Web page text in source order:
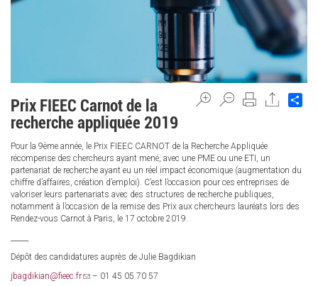
Prix FIEEC Carnot de la
recherche appliquée 2019
Pour la 9ème année, le Prix FIEEC CARNOT de la Recherche Appliquée
récompense des chercheurs ayant mené, avec une PME ou une ETI, un
partenariat de recherche ayant eu un réel impact économique (augmentation du
chiffre d’affaires, création d’emploi). C’est l’occasion pour ces entreprises de
valoriser leurs partenariats avec des structures de recherche publiques,
notamment à l’occasion de la remise des Prix aux chercheurs lauréats lors des
Rendez-vous Carnot à Paris, le 17 octobre 2019.
Dépôt des candidatures auprès de Julie Bagdikian
jbagdikian@fieec.fr(link– 01 45 05 70 57